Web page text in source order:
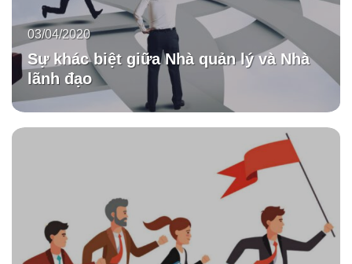
Sự khác biệt giữa Nhà quản lý và Nhà
lãnh đạo
03/04/2020